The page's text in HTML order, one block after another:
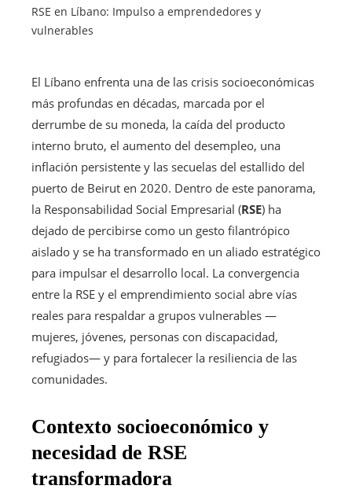
RSE en Líbano: Impulso a emprendedores y
vulnerables
El Líbano enfrenta una de las crisis socioeconómicas
más profundas en décadas, marcada por el
derrumbe de su moneda, la caída del producto
interno bruto, el aumento del desempleo, una
inflación persistente y las secuelas del estallido del
puerto de Beirut en 2020. Dentro de este panorama,
la Responsabilidad Social Empresarial (RSE) ha
dejado de percibirse como un gesto filantrópico
aislado y se ha transformado en un aliado estratégico
para impulsar el desarrollo local. La convergencia
entre la RSE y el emprendimiento social abre vías
reales para respaldar a grupos vulnerables —
mujeres, jóvenes, personas con discapacidad,
refugiados— y para fortalecer la resiliencia de las
comunidades.
Contexto socioeconómico y
necesidad de RSE
transformadora